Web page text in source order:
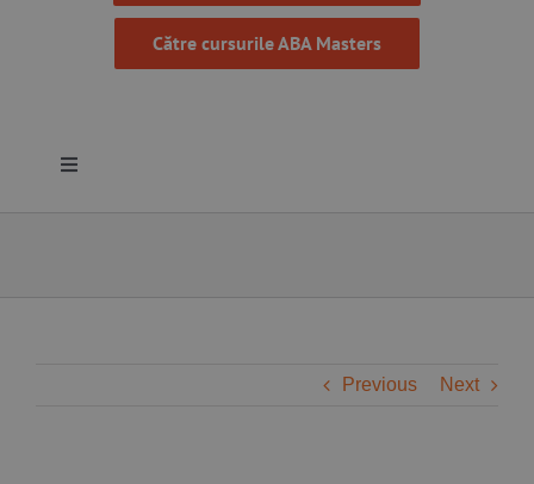
Către cursurile ABA Masters
Toggle
Previous Next